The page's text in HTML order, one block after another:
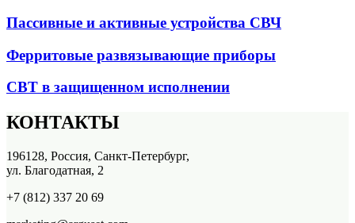
Пассивные и активные устройства СВЧ
Ферритовые развязывающие приборы
СВТ в защищенном исполнении
КОНТАКТЫ
196128, Россия, Санкт-Петербург,
ул. Благодатная, 2
+7 (812) 337 20 69